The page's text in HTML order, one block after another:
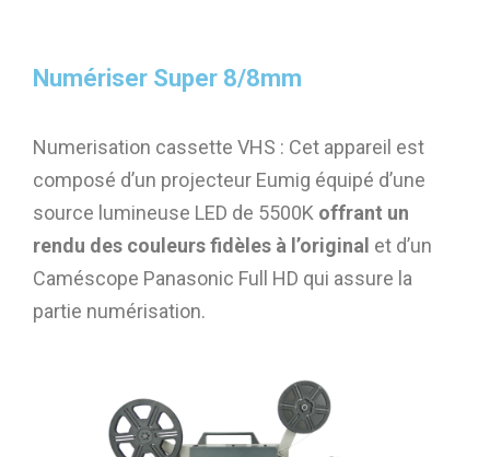
Numériser Super 8/8mm
Numerisation cassette VHS : Cet appareil est
composé d’un projecteur Eumig équipé d’une
source lumineuse LED de 5500K offrant un
rendu des couleurs fidèles à l’original et d’un
Caméscope Panasonic Full HD qui assure la
partie numérisation.